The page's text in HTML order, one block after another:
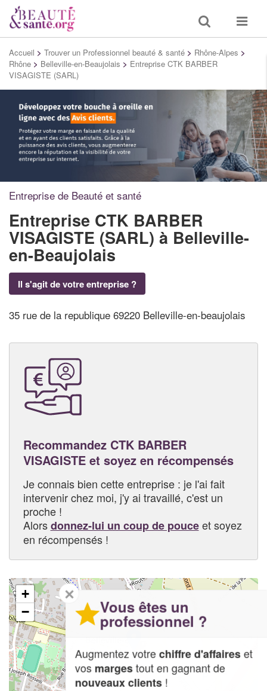
Toggle
search
Toggle
Accueil > Trouver un Professionnel beauté & santé > Rhône-Alpes >
Rhône > Belleville-en-Beaujolais > Entreprise CTK BARBER
VISAGISTE (SARL)
Entreprise de Beauté et santé
Entreprise CTK BARBER
VISAGISTE (SARL) à Belleville-
en-Beaujolais
Il s'agit de votre entreprise ?
35 rue de la republique 69220 Belleville-en-beaujolais
Recommandez CTK BARBER
VISAGISTE et soyez en récompensés
Je connais bien cette entreprise : je l'ai fait
intervenir chez moi, j'y ai travaillé, c'est un
proche !
Alorsdonnez-lui un coup de pouceet soyez
en récompensés !
+
−
✕
Vous êtes un
professionnel ?
Augmentez votrechiffre d'affaireset
vosmargestout en gagnant de
nouveaux clients!